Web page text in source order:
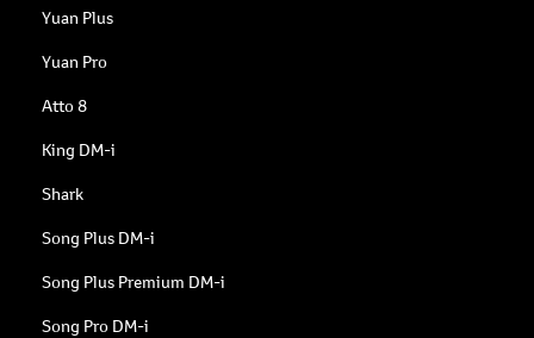
Yuan Plus
Yuan Pro
Atto 8
King DM-i
Shark
Song Plus DM-i
Song Plus Premium DM-i
Song Pro DM-i